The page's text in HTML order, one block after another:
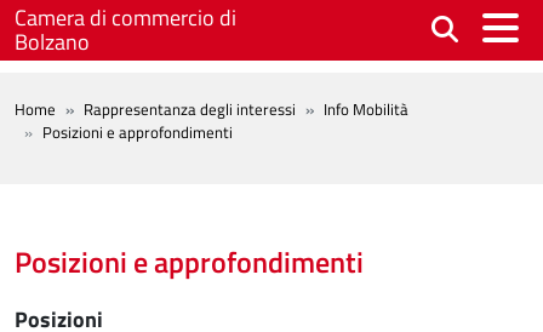
Salta al contenuto principale
Camera di commercio di
Bolzano
BREADCRUMB
Home Rappresentanza degli interessi
Info Mobilità
Posizioni e approfondimenti
Posizioni e approfondimenti
Posizioni